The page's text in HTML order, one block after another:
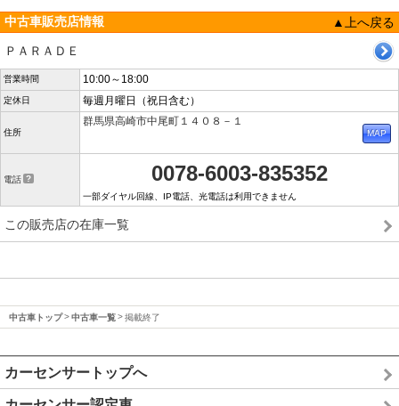
中古車販売店情報
▲上へ戻る
ＰＡＲＡＤＥ
営業時間 10:00～18:00
定休日 毎週月曜日（祝日含む）
住所
群馬県高崎市中尾町１４０８－１
電話 0078-6003-835352
一部ダイヤル回線、IP電話、光電話は利用できません
この販売店の在庫一覧
中古車トップ 中古車一覧 掲載終了
カーセンサートップへ